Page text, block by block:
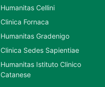
Humanitas Cellini
Clinica Fornaca
Humanitas Gradenigo
Clinica Sedes Sapientiae
Humanitas Istituto Clinico
Catanese